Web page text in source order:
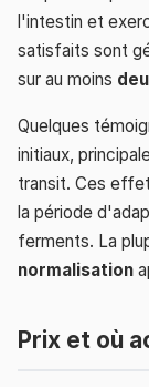
l'intestin et
satisfaits sont
sur au moins
Quelques
initiaux,
transit. Ces
la période
ferments. La
normalisation
Prix et où